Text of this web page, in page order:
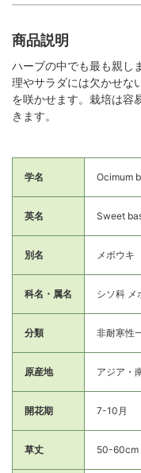
商品説明
ハーブの中でも最も親し
理やサラダには欠かせな
を咲かせます。栽培は容
きます。
学名 Ocimum
英名 Sweet
別名 メボウキ
科名・属名 シソ科 メ
分類 非耐寒性
原産地 アジア・
開花期 7-10月
草丈 50-60cm